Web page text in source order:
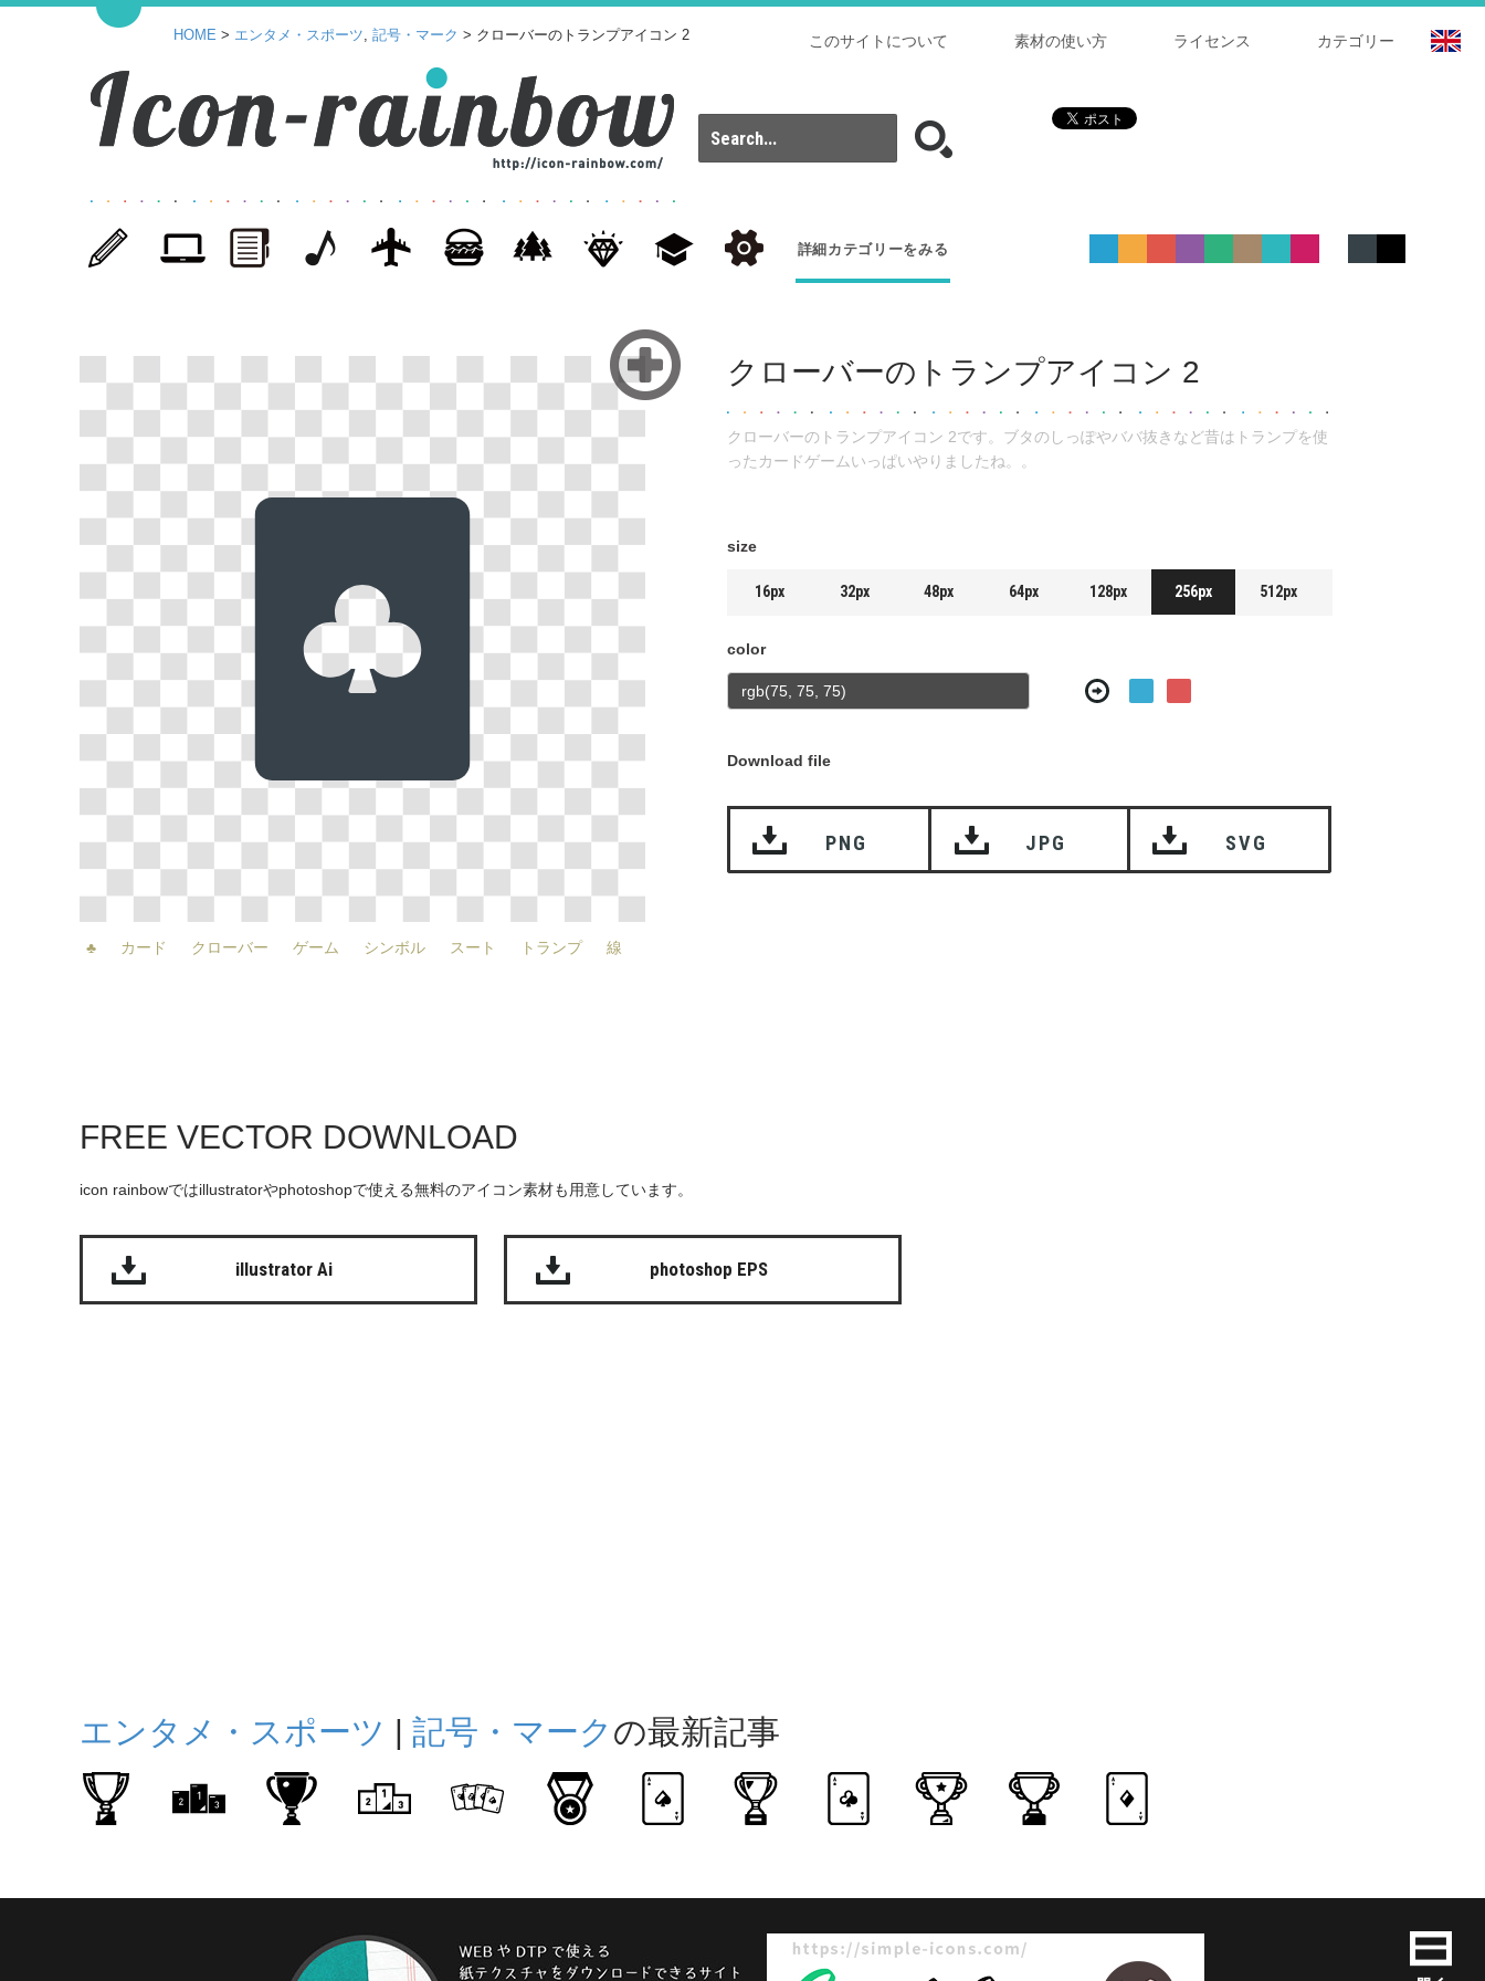
カテゴリー
ライセンス
素材の使い方
このサイトについて
HOME > エンタメ・スポーツ, 記号・マーク > クローバーのトランプアイコン 2
詳細カテゴリーをみる
♣ カード クローバー ゲーム シンボル スート トランプ 線
クローバーのトランプアイコン 2
クローバーのトランプアイコン 2です。ブタのしっぽやババ抜きなど昔はトランプを使
ったカードゲームいっぱいやりましたね。。
size
16px 32px 48px 64px 128px 256px 512px
color
Download file
PNG JPG SVG
FREE VECTOR DOWNLOAD
icon rainbowではillustratorやphotoshopで使える無料のアイコン素材も用意しています。
illustrator Ai photoshop EPS
エンタメ・スポーツ | 記号・マーク の最新記事